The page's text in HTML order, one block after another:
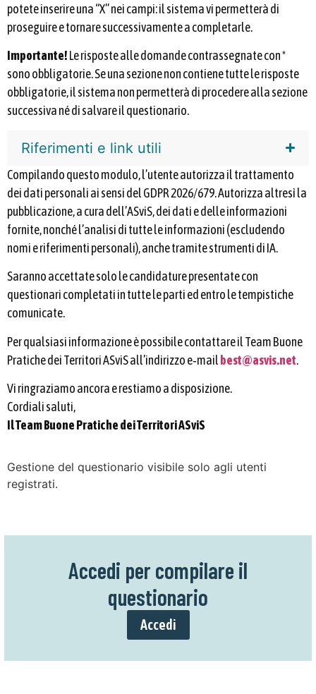
potete inserire una “X” nei campi: il sistema vi permetterà di
proseguire e tornare successivamente a completarle.
Importante!Le risposte alle domande contrassegnate con *
sono obbligatorie. Se una sezione non contiene tutte le risposte
obbligatorie, il sistema non permetterà di procedere alla sezione
successiva né di salvare il questionario.
Riferimenti e link utili
Compilando questo modulo, l’utente autorizza il trattamento
dei dati personali ai sensi del GDPR 2026/679. Autorizza altresì la
pubblicazione, a cura dell’ASviS, dei dati e delle informazioni
fornite, nonché l’analisi di tutte le informazioni (escludendo
nomi e riferimenti personali), anche tramite strumenti di IA.
Saranno accettate solo le candidature presentate con
questionari completati in tutte le parti ed entro le tempistiche
comunicate.
Per qualsiasi informazione è possibile contattare il Team Buone
Pratiche dei Territori ASviS all’indirizzo e‑mailbest@asvis.net.
Vi ringraziamo ancora e restiamo a disposizione.
Cordiali saluti,
Il Team Buone Pratiche dei Territori ASviS
Gestione del questionario visibile solo agli utenti
registrati.
Accedi per compilare il
questionario
Accedi